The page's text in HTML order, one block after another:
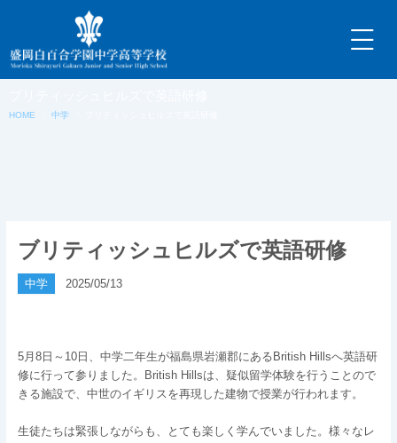
ス
キ
プHOME 中学
ブリティッシュヒルズで英語研修
中学 2025/05/13
5月8日～10日、中学二年生が福島県岩瀬郡にあるBritish Hillsへ英語研
修に行って参りました。British Hillsは、疑似留学体験を行うことので
きる施設で、中世のイギリスを再現した建物で授業が行われます。
生徒たちは緊張しながらも、とても楽しく学んでいました。様々なレ